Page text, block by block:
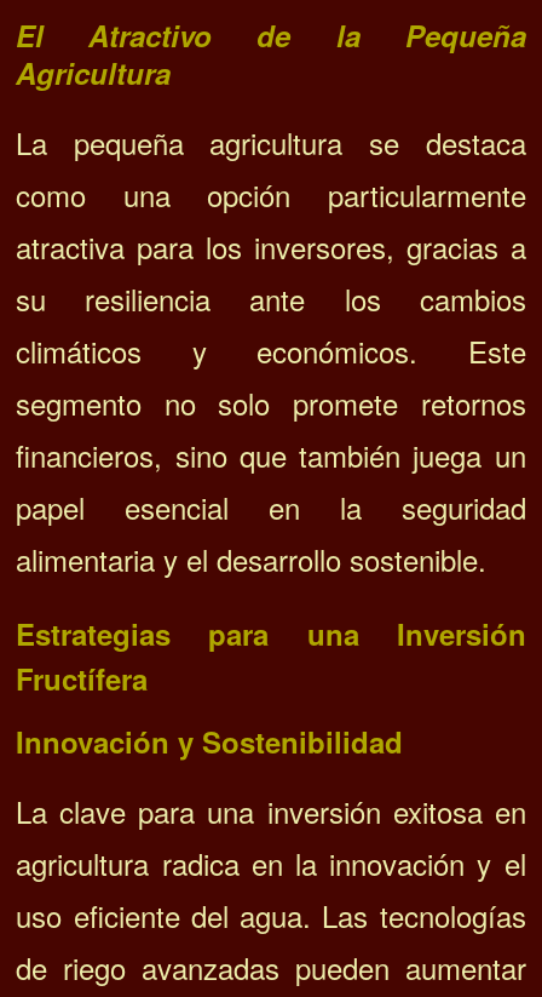
El Atractivo de la Pequeña
Agricultura
La pequeña agricultura se destaca
como una opción particularmente
atractiva para los inversores, gracias a
su resiliencia ante los cambios
climáticos y económicos. Este
segmento no solo promete retornos
financieros, sino que también juega un
papel esencial en la seguridad
alimentaria y el desarrollo sostenible.
Estrategias para una Inversión
Fructífera
Innovación y Sostenibilidad
La clave para una inversión exitosa en
agricultura radica en la innovación y el
uso eficiente del agua. Las tecnologías
de riego avanzadas pueden aumentar